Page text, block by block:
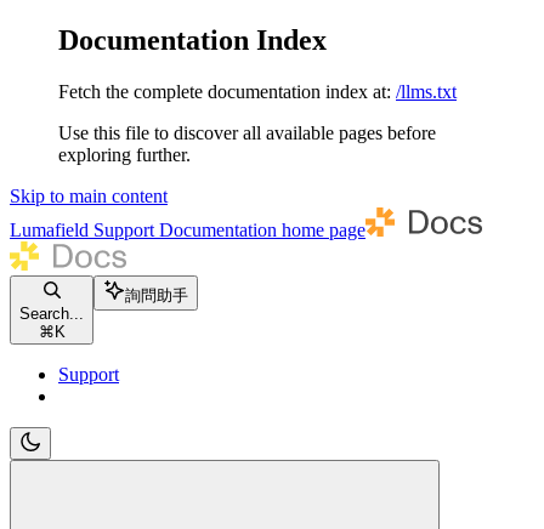
Documentation Index
Fetch the complete documentation index at: /llms.txt
Use this file to discover all available pages before
exploring further.
Skip to main content
Lumafield Support Documentation home page
Search...
⌘ K
詢問助手
Support